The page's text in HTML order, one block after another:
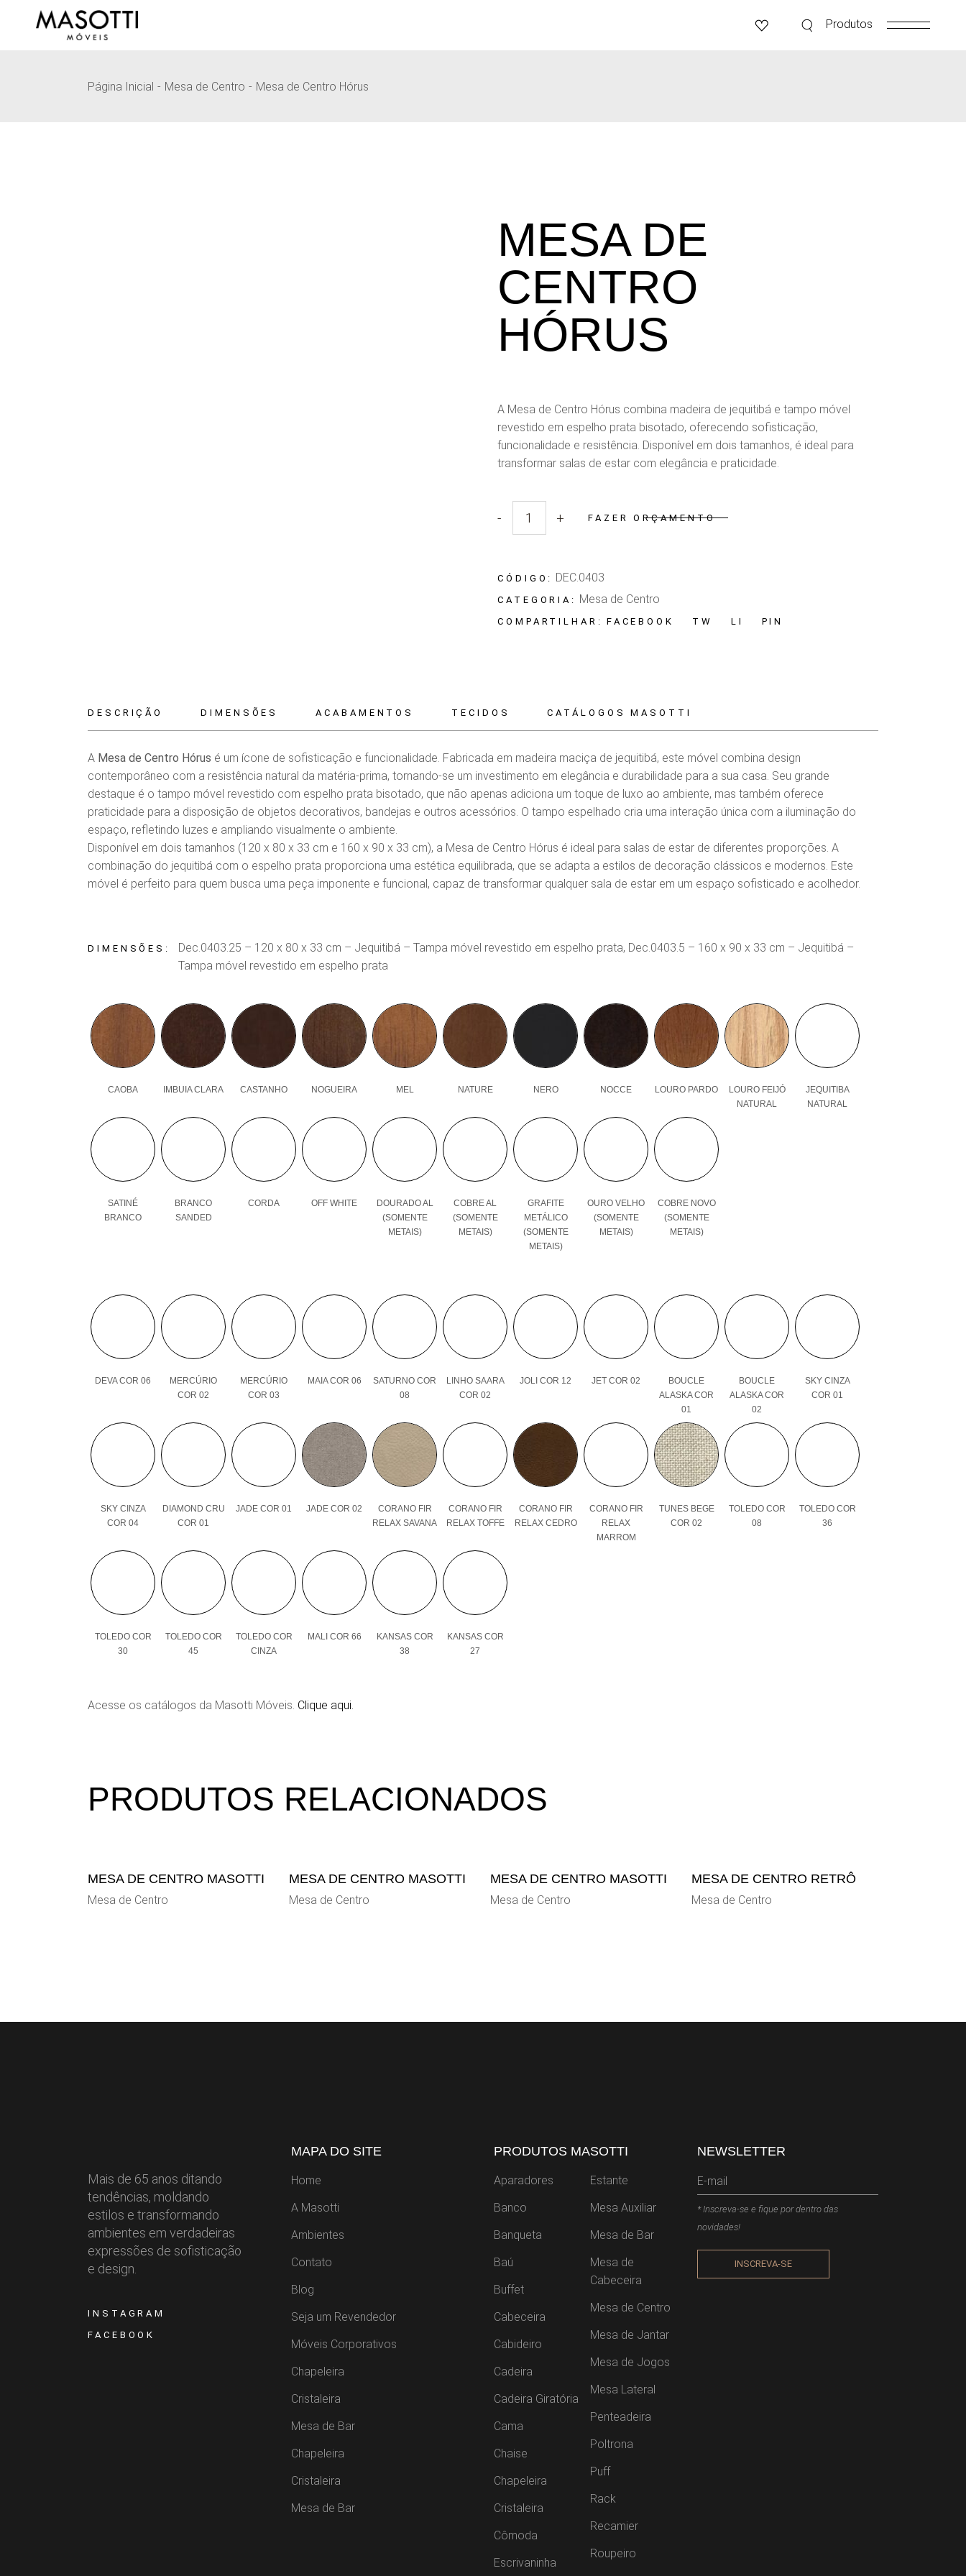
Produtos
Página Inicial Mesa de Centro Mesa de Centro Hórus
MESA DE
CENTRO
HÓRUS
A Mesa de Centro Hórus combina madeira de jequitibá e tampo móvel
revestido em espelho prata bisotado, oferecendo sofisticação,
funcionalidade e resistência. Disponível em dois tamanhos, é ideal para
transformar salas de estar com elegância e praticidade.
Quantidade Mesa de Centro Hórus
- + FAZER ORÇAMENTO
CÓDIGO: DEC.0403
CATEGORIA: Mesa de Centro
COMPARTILHAR: FACEBOOK TW LI PIN
DESCRIÇÃO DIMENSÕES ACABAMENTOS TECIDOS CATÁLOGOS MASOTTI
A Mesa de Centro Hórus é um ícone de sofisticação e funcionalidade. Fabricada em madeira maciça de jequitibá, este móvel combina design
contemporâneo com a resistência natural da matéria-prima, tornando-se um investimento em elegância e durabilidade para a sua casa. Seu grande
destaque é o tampo móvel revestido com espelho prata bisotado, que não apenas adiciona um toque de luxo ao ambiente, mas também oferece
praticidade para a disposição de objetos decorativos, bandejas e outros acessórios. O tampo espelhado cria uma interação única com a iluminação do
espaço, refletindo luzes e ampliando visualmente o ambiente.
Disponível em dois tamanhos (120 x 80 x 33 cm e 160 x 90 x 33 cm), a Mesa de Centro Hórus é ideal para salas de estar de diferentes proporções. A
combinação do jequitibá com o espelho prata proporciona uma estética equilibrada, que se adapta a estilos de decoração clássicos e modernos. Este
móvel é perfeito para quem busca uma peça imponente e funcional, capaz de transformar qualquer sala de estar em um espaço sofisticado e acolhedor.
DIMENSÕES
Dec.0403.25 – 120 x 80 x 33 cm – Jequitibá – Tampa móvel revestido em espelho prata, Dec.0403.5 – 160 x 90 x 33 cm – Jequitibá –
Tampa móvel revestido em espelho prata
CAOBA IMBUIA CLARA CASTANHO NOGUEIRA MEL NATURE NERO NOCCE LOURO PARDO
LOURO FEIJÓ
NATURAL
JEQUITIBA
NATURAL
SATINÉ
BRANCO
BRANCO
SANDED
CORDA OFF WHITE
DOURADO AL
(SOMENTE
METAIS)
COBRE AL
(SOMENTE
METAIS)
GRAFITE
METÁLICO
(SOMENTE
METAIS)
OURO VELHO
(SOMENTE
METAIS)
COBRE NOVO
(SOMENTE
METAIS)
DEVA COR 06
MERCÚRIO
COR 02
MERCÚRIO
COR 03
MAIA COR 06
SATURNO COR
08
LINHO SAARA
COR 02
JOLI COR 12 JET COR 02
BOUCLE
ALASKA COR
01
BOUCLE
ALASKA COR
02
SKY CINZA
COR 01
SKY CINZA
COR 04
DIAMOND CRU
COR 01
JADE COR 01 JADE COR 02
CORANO FIR
RELAX SAVANA
CORANO FIR
RELAX TOFFE
CORANO FIR
RELAX CEDRO
CORANO FIR
RELAX
MARROM
TUNES BEGE
COR 02
TOLEDO COR
08
TOLEDO COR
36
TOLEDO COR
30
TOLEDO COR
45
TOLEDO COR
CINZA
MALI COR 66
KANSAS COR
38
KANSAS COR
27
Acesse os catálogos da Masotti Móveis. Clique aqui.
PRODUTOS RELACIONADOS
MESA DE CENTRO MASOTTI
Mesa de Centro
MESA DE CENTRO MASOTTI
Mesa de Centro
MESA DE CENTRO MASOTTI
Mesa de Centro
MESA DE CENTRO RETRÔ
Mesa de Centro
Mais de 65 anos ditando
tendências, moldando
estilos e transformando
ambientes em verdadeiras
expressões de sofisticação
e design.
INSTAGRAM
FACEBOOK
MAPA DO SITE
Home
A Masotti
Ambientes
Contato
Blog
Seja um Revendedor
Móveis Corporativos
Chapeleira
Cristaleira
Mesa de Bar
Chapeleira
Cristaleira
Mesa de Bar
PRODUTOS MASOTTI
Aparadores
Banco
Banqueta
Baú
Buffet
Cabeceira
Cabideiro
Cadeira
Cadeira Giratória
Cama
Chaise
Chapeleira
Cristaleira
Cômoda
Escrivaninha
Estante
Mesa Auxiliar
Mesa de Bar
Mesa de
Cabeceira
Mesa de Centro
Mesa de Jantar
Mesa de Jogos
Mesa Lateral
Penteadeira
Poltrona
Puff
Rack
Recamier
Roupeiro
NEWSLETTER
* Inscreva-se e fique por dentro das
novidades!
INSCREVA-SE